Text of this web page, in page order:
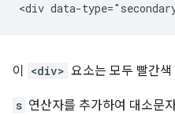
이 <div> 요소는 모두 빨간
s 연산자를 추가하여 대소문